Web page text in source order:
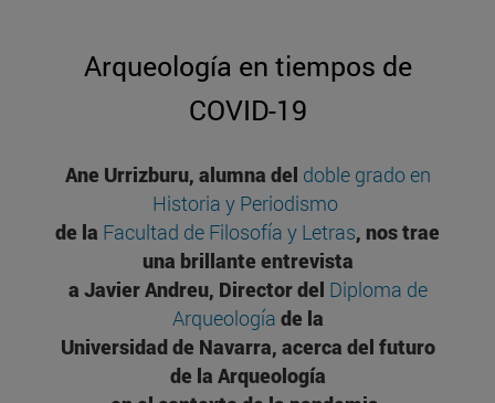
Arqueología en tiempos de
COVID-19
Ane Urrizburu, alumna del doble grado en
Historia y Periodismo
de la Facultad de Filosofía y Letras, nos trae
una brillante entrevista
a Javier Andreu, Director del Diploma de
Arqueología de la
Universidad de Navarra, acerca del futuro
de la Arqueología